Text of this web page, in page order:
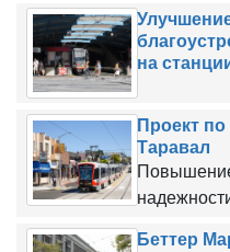
на
Проект
Таравал
Беттер